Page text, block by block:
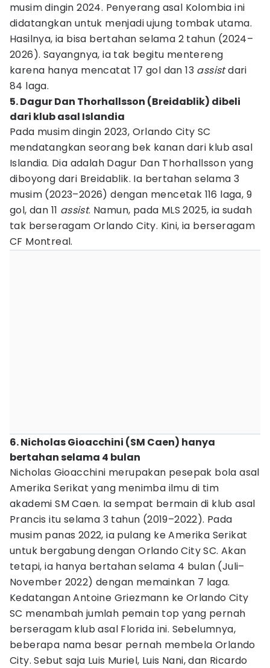
musim dingin 2024. Penyerang asal Kolombia ini
didatangkan untuk menjadi ujung tombak utama.
Hasilnya, ia bisa bertahan selama 2 tahun (2024–
2026). Sayangnya, ia tak begitu mentereng
karena hanya mencatat 17 gol dan 13 assistdari
84 laga.
5. Dagur Dan Thorhallsson (Breidablik) dibeli
dari klub asal Islandia
Pada musim dingin 2023, Orlando City SC
mendatangkan seorang bek kanan dari klub asal
Islandia. Dia adalah Dagur Dan Thorhallsson yang
diboyong dari Breidablik. Ia bertahan selama 3
musim (2023–2026) dengan mencetak 116 laga, 9
gol, dan 11 assist. Namun, pada MLS 2025, ia sudah
tak berseragam Orlando City. Kini, ia berseragam
CF Montreal.
6. Nicholas Gioacchini (SM Caen) hanya
bertahan selama 4 bulan
Nicholas Gioacchini merupakan pesepak bola asal
Amerika Serikat yang menimba ilmu di tim
akademi SM Caen. Ia sempat bermain di klub asal
Prancis itu selama 3 tahun (2019–2022). Pada
musim panas 2022, ia pulang ke Amerika Serikat
untuk bergabung dengan Orlando City SC. Akan
tetapi, ia hanya bertahan selama 4 bulan (Juli–
November 2022) dengan memainkan 7 laga.
Kedatangan Antoine Griezmann ke Orlando City
SC menambah jumlah pemain top yang pernah
berseragam klub asal Florida ini. Sebelumnya,
beberapa nama besar pernah membela Orlando
City. Sebut saja Luis Muriel, Luis Nani, dan Ricardo